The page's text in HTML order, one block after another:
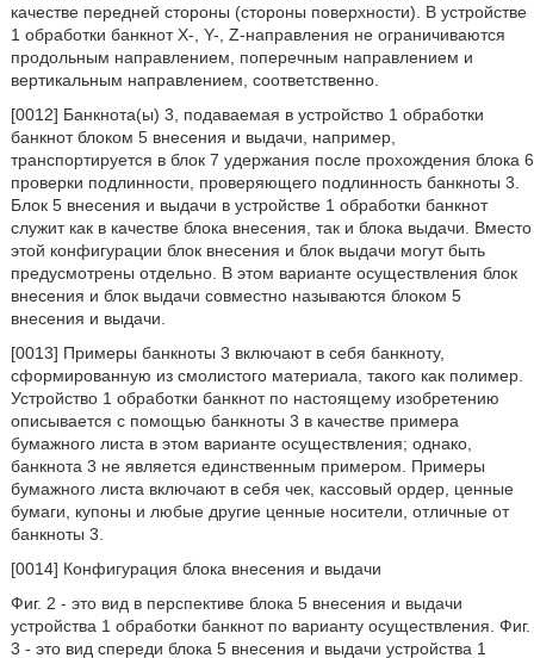
качестве передней стороны (стороны поверхности). В устройстве
1 обработки банкнот X-, Y-, Z-направления не ограничиваются
продольным направлением, поперечным направлением и
вертикальным направлением, соответственно.
[0012] Банкнота(ы) 3, подаваемая в устройство 1 обработки
банкнот блоком 5 внесения и выдачи, например,
транспортируется в блок 7 удержания после прохождения блока 6
проверки подлинности, проверяющего подлинность банкноты 3.
Блок 5 внесения и выдачи в устройстве 1 обработки банкнот
служит как в качестве блока внесения, так и блока выдачи. Вместо
этой конфигурации блок внесения и блок выдачи могут быть
предусмотрены отдельно. В этом варианте осуществления блок
внесения и блок выдачи совместно называются блоком 5
внесения и выдачи.
[0013] Примеры банкноты 3 включают в себя банкноту,
сформированную из смолистого материала, такого как полимер.
Устройство 1 обработки банкнот по настоящему изобретению
описывается с помощью банкноты 3 в качестве примера
бумажного листа в этом варианте осуществления; однако,
банкнота 3 не является единственным примером. Примеры
бумажного листа включают в себя чек, кассовый ордер, ценные
бумаги, купоны и любые другие ценные носители, отличные от
банкноты 3.
[0014] Конфигурация блока внесения и выдачи
Фиг. 2 - это вид в перспективе блока 5 внесения и выдачи
устройства 1 обработки банкнот по варианту осуществления. Фиг.
3 - это вид спереди блока 5 внесения и выдачи устройства 1